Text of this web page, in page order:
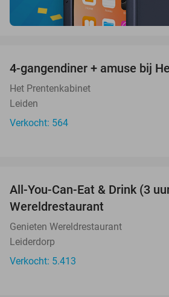
4-gangendiner + amuse bij
Het Prentenkabinet
Leiden
Verkocht: 564
All-You-Can-Eat & Drink (3
Wereldrestaurant
Genieten Wereldrestaurant
Leiderdorp
Verkocht: 5.413